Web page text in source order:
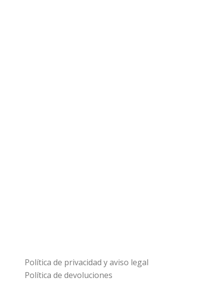
Política de privacidad y aviso legal
Política de devoluciones